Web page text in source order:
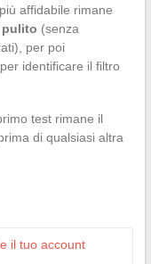
affidabile rimane
pulito (senza
per poi
identificare il filtro
test rimane il
di qualsiasi altra
il tuo account